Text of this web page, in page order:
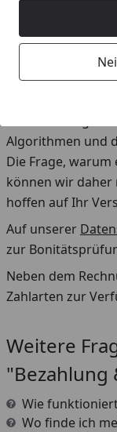
Zahlungsart
Die Adress- und
Algorithmen und
Die Frage,
können wir
hoffen auf Ihr
Auf unserer
zur
Neben dem
Zahlarten zur
Weitere
"Bezahlung
Wie
Wo finde ich